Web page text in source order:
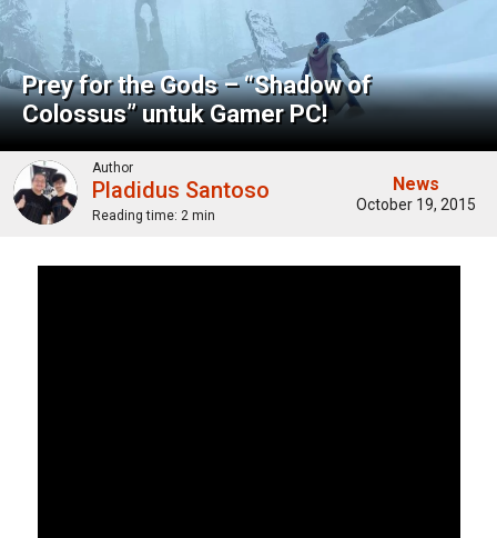
Prey for the Gods – “Shadow of
Colossus” untuk Gamer PC!
Author
Pladidus Santoso
Reading time: 2 min
News
October 19, 2015